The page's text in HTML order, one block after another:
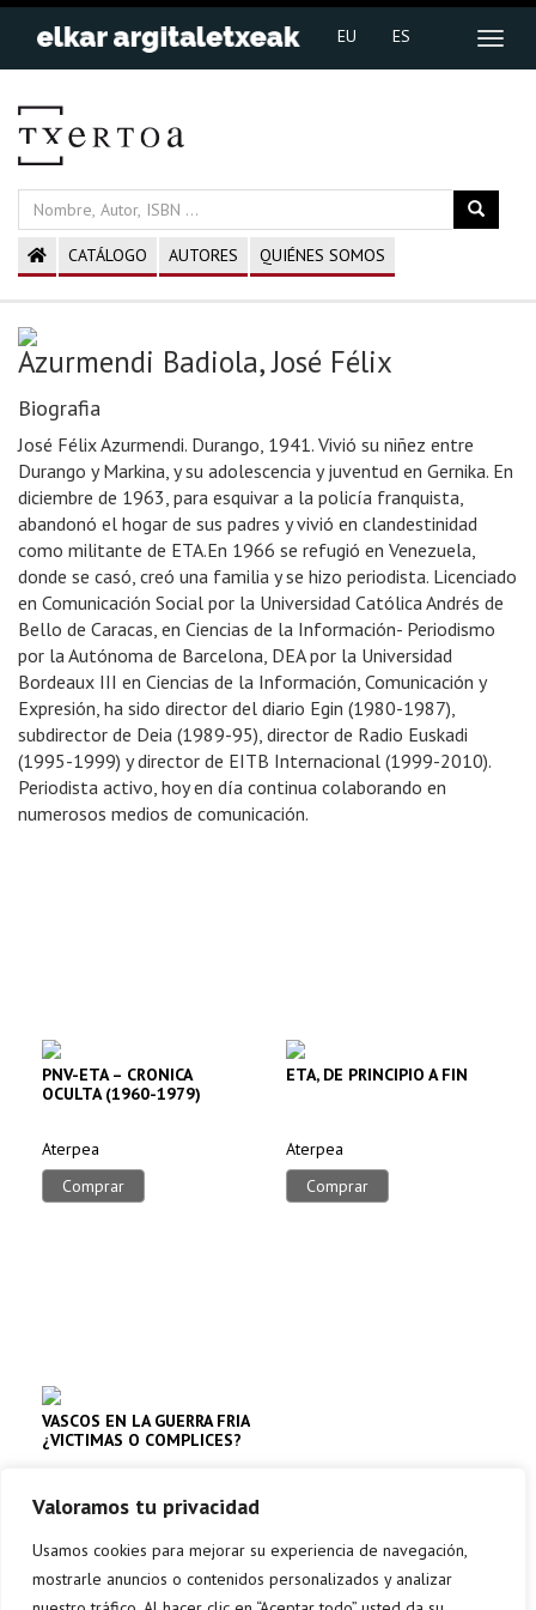
Valoramos tu privacidad
Usamos cookies para mejorar su experiencia de navegación,
mostrarle anuncios o contenidos personalizados y analizar
EU ES
CATÁLOGO AUTORES QUIÉNES SOMOS
Azurmendi Badiola, José Félix
Biografia
José Félix Azurmendi. Durango, 1941. Vivió su niñez entre
Durango y Markina, y su adolescencia y juventud en Gernika. En
diciembre de 1963, para esquivar a la policía franquista,
abandonó el hogar de sus padres y vivió en clandestinidad
como militante de ETA.En 1966 se refugió en Venezuela,
donde se casó, creó una familia y se hizo periodista. Licenciado
en Comunicación Social por la Universidad Católica Andrés de
Bello de Caracas, en Ciencias de la Información- Periodismo
por la Autónoma de Barcelona, DEA por la Universidad
Bordeaux III en Ciencias de la Información, Comunicación y
Expresión, ha sido director del diario Egin (1980-1987),
subdirector de Deia (1989-95), director de Radio Euskadi
(1995-1999) y director de EITB Internacional (1999-2010).
Periodista activo, hoy en día continua colaborando en
numerosos medios de comunicación.
PNV-ETA – CRONICA
OCULTA (1960-1979)
Aterpea
Comprar
ETA, DE PRINCIPIO A FIN
Aterpea
Comprar
VASCOS EN LA GUERRA FRIA
¿VICTIMAS O COMPLICES?
Aterpea